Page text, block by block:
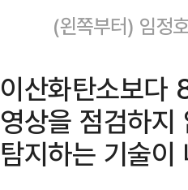
(왼쪽부터) 임정
이산화탄소보다
영상을 점검하
탐지하는 기술이